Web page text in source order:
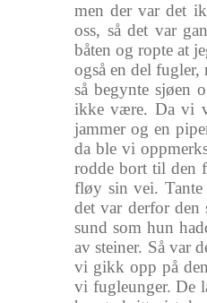
mender var det
oss, så det var
båten og ropte at
også en delfugler,
så begynte sjøen
ikke være. Da vi
jammerog en
da blevi
rodde bort til den
fløy sinvei. Tante
det var derforden
sund som hun
av steiner. Så var
vi gikk opp på
vi fugleunger. De